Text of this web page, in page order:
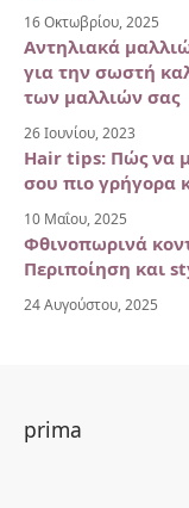
16 Οκτωβρίου, 2025
Αντηλιακά
για την σωστή
των μαλλιών σας
26 Ιουνίου, 2023
Hair tips: Πώς να
σου πιο γρήγορα
10 Μαΐου, 2025
Φθινοπωρινά
Περιποίηση και
24 Αυγούστου, 2025
prima